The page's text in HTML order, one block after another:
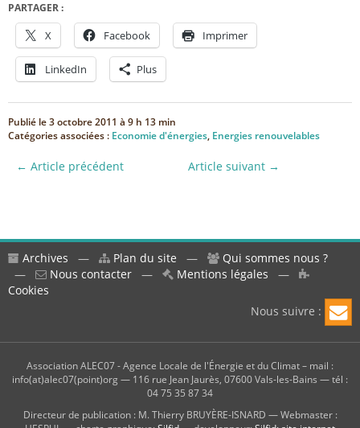
PARTAGER :
X Facebook Imprimer
LinkedIn Plus
Publié le3 octobre 2011 à 9 h 13 min
Catégories associées : Economie d'énergies, Energies renouvelables
← Article précédent Article suivant →
Archives — Plan du site —
Qui sommes nous ?
—
Nous contacter — Mentions légales —
Cookies
Nous suivre :
Association ALEC07 - Agence Locale de l'Énergie et du Climat – mail :
info(at)alec07(point)org — 116 rue Jean Jaurès, 07600 Vals-les-Bains — tél :
04 75 35 87 34
Directeur de publication : M. Thierry BRUYÈRE-ISNARD — Webmaster :